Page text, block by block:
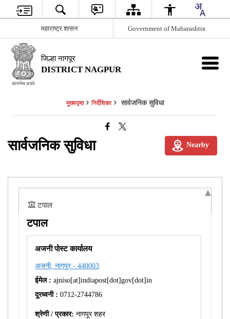
महाराष्ट्र शासन Government of Maharashtra
जिल्हा नागपूर
DISTRICT NAGPUR
मुख्यपृष्ठ निर्देशिका सार्वजनिक सुविधा
सार्वजनिक सुविधा Nearby
टपाल
टपाल
अजनी पोस्ट कार्यालय
अजनी, नागपूर - 440003
ईमेल : ajniso[at]indiapost[dot]gov[dot]in
दूरध्वनी : 0712-2744786
श्रेणी / प्रकार: नागपूर शहर